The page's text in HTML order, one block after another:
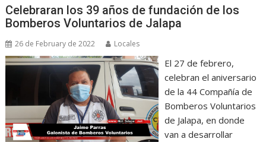
Celebraran los 39 años de fundación de los
Bomberos Voluntarios de Jalapa
26 de February de 2022 Locales
El 27 de febrero,
celebran el aniversario
de la 44 Compañía de
Bomberos Voluntarios
de Jalapa, en donde
van a desarrollar